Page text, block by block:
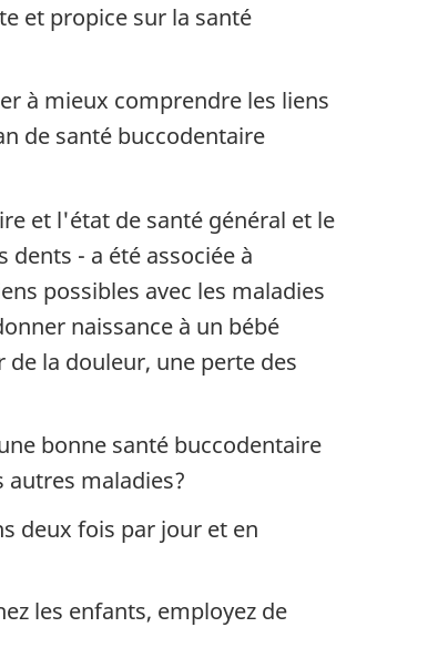
et propice sur la santé
à mieux comprendre les liens
de santé buccodentaire
et l'état de santé général et le
- a été associée à
possibles avec les maladies
naissance à un bébé
la douleur, une perte des
bonne santé buccodentaire
maladies?
deux fois par jour et en
les enfants, employez de